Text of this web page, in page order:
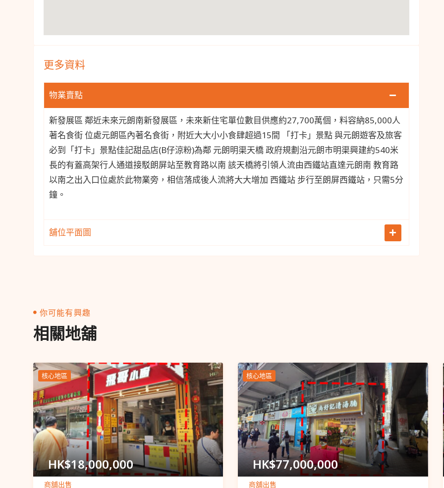
更多資料
物業賣點
新發展區 鄰近未來元朗南新發展區，未來新住宅單位數目供應約27,700萬個，料容納85,000人
著名食街 位處元朗區內著名食街，附近大大小小食肆超過15間 「打卡」景點 與元朗遊客及旅客
必到「打卡」景點佳記甜品店(B仔涼粉)為鄰 元朗明渠天橋 政府規劃沿元朗市明渠興建約540米
長的有蓋高架行人通道接駁朗屏站至教育路以南 該天橋將引領人流由西鐵站直達元朗南 教育路
以南之出入口位處於此物業旁，相信落成後人流將大大增加 西鐵站 步行至朗屏西鐵站，只需5分
鐘。
舖位平面圖
你可能有興趣
相關地舖
核心地區
HK$18,000,000
商舖出售
Popular
核心地區
HK$77,000,000
商舖出售
Popular